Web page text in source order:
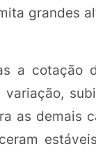
grandes
a cotação
as demais